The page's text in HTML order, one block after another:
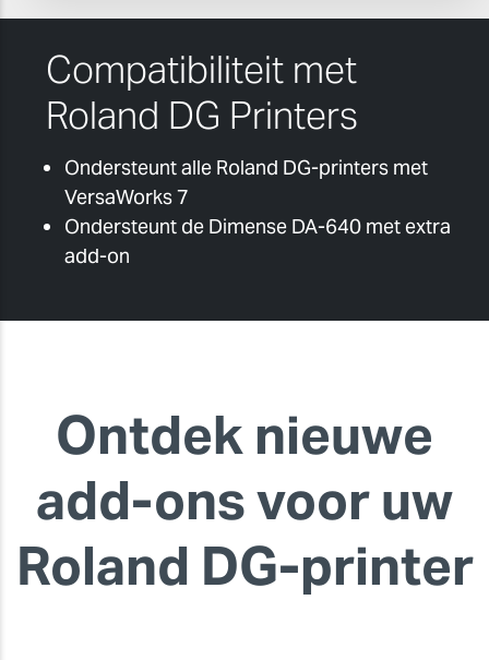
Compatibiliteit met
Roland DG Printers
Ondersteunt alle Roland DG-printers met
VersaWorks 7
Ondersteunt de Dimense DA-640 met extra
add-on
Ontdek nieuwe
add-ons voor uw
Roland DG-printer